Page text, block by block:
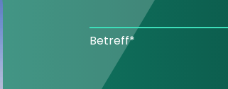
Betreff*